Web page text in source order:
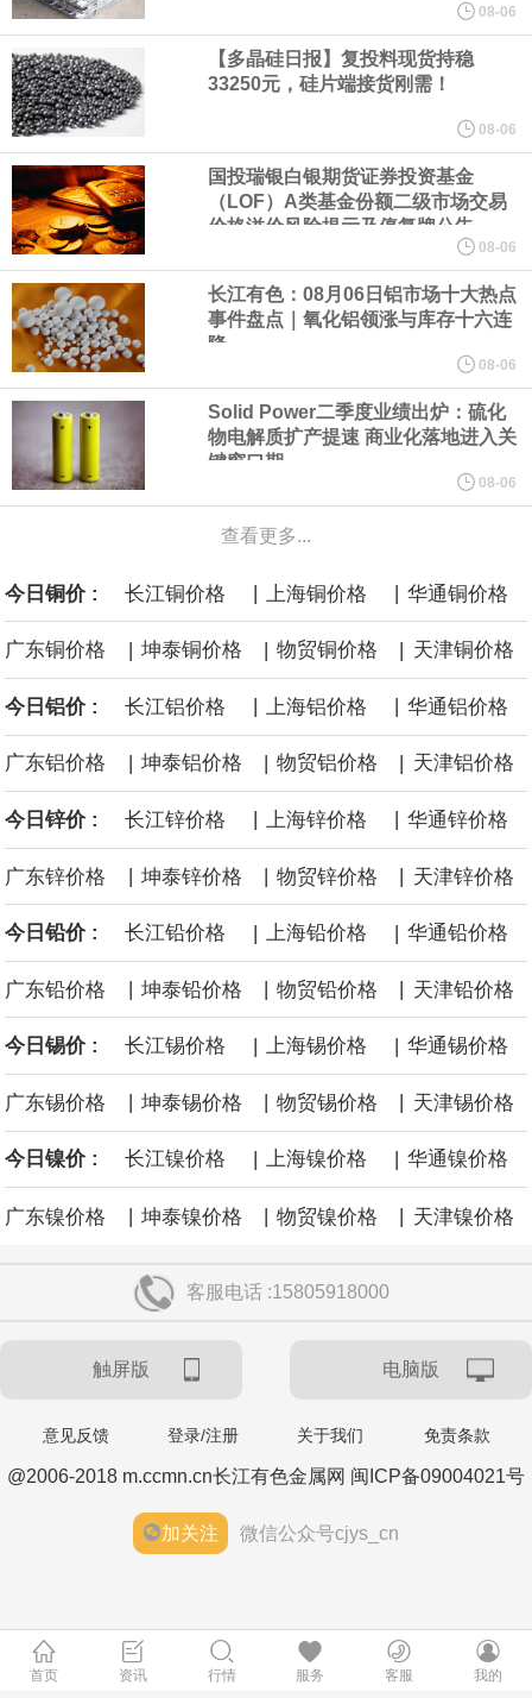
环保人士的反对声浪持续高涨，给这家美国科技巨头总规模 150 亿
美元的项目制造重重阻碍
欧股开盘涨跌不一，德国DAX指数跌0.29%，英国富时100指数涨
0.08%，法国CAC40指数涨0.03%，欧洲斯托克50指数跌0.15%，
意大利富时MIB指数跌0.18%。
LME伦镍日内跌超3.00%，现报16574.100美元/吨。
瑞士7月季调后失业率 3.1%，预期 3.1%，前值 3.1%。瑞士7月未
季调失业率 3%，预期 3%，前值 2.9%。
商品期货收盘，黄金连续涨3.44%，焦炭连续涨2.72%，铁矿石连续
涨2.64%，镍连续跌2.62%，白银连续涨2.61%。
沙特下调了对亚洲的主要原油价格，与此同时，各方正就一项旨在
缓解霍尔木兹海峡航运压力的协议进行谈判。尽管胡塞武装的威胁
危及了经由红海向东运输原油的替代路线，但沙特方面仍下调了价
格。
08-06
【多晶硅日报】复投料现货持稳
33250元，硅片端接货刚需！
08-06
国投瑞银白银期货证券投资基金
（LOF）A类基金份额二级市场交易
价格溢价风险提示及停复牌公告
08-06
长江有色：08月06日铝市场十大热点
事件盘点｜氧化铝领涨与库存十六连
降
08-06
Solid Power二季度业绩出炉：硫化
物电解质扩产提速 商业化落地进入关
键窗口期
08-06
查看更多...
今日铜价 : 长江铜价格 | 上海铜价格 | 华通铜价格
广东铜价格 | 坤泰铜价格 | 物贸铜价格 | 天津铜价格
今日铝价 : 长江铝价格 上海铝价格 华通铝价格
广东铝价格 | 坤泰铝价格 | 物贸铝价格 | 天津铝价格
今日锌价 : 长江锌价格 上海锌价格 华通锌价格
广东锌价格 | 坤泰锌价格 | 物贸锌价格 | 天津锌价格
今日铅价 : 长江铅价格 | 上海铅价格 | 华通铅价格
广东铅价格 坤泰铅价格 物贸铅价格 天津铅价格
今日锡价 : 长江锡价格 | 上海锡价格 | 华通锡价格
广东锡价格 坤泰锡价格 物贸锡价格 天津锡价格
今日镍价 : 长江镍价格 | 上海镍价格 | 华通镍价格
广东镍价格 | 坤泰镍价格 | 物贸镍价格 | 天津镍价格
客服电话 :15805918000
触屏版 电脑版
意见反馈 登录/注册 关于我们 免责条款
@2006-2018 m.ccmn.cn长江有色金属网 闽ICP备09004021号
加关注 微信公众号cjys_cn
首页 资讯 行情 服务 客服 我的